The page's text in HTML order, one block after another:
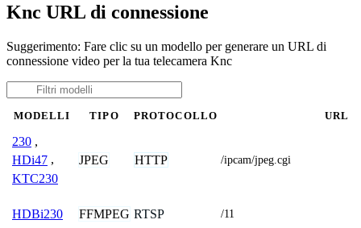
Knc URL di connessione
Suggerimento: Fare clic su un modello per generare un URL di
connessione video per la tua telecamera Knc
MODELLI TIPO PROTOCOLLO URL
230 ,
HDi47 ,
KTC230
JPEG HTTP /ipcam/jpeg.cgi
HDBi230 FFMPEG RTSP /11